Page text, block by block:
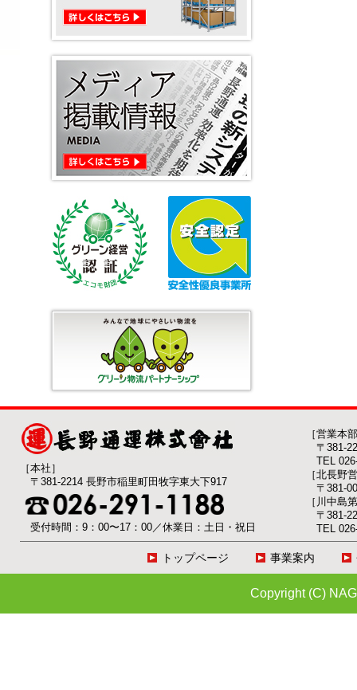
［本社］
〒381-2214 長野市稲里町田牧字東大下917
受付時間：9：00〜17：00／休業日：土日・祝日
［営業本
〒381-
TEL
［北長野
〒381-
［川中島
〒381-
TEL
トップページ 事業案内
Copyright (C)